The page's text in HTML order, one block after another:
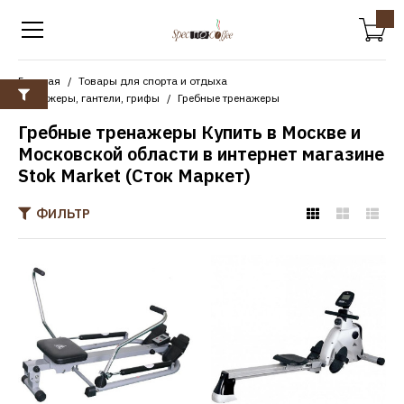
Главная
Товары для спорта и отдыха
Тренажеры, гантели, грифы
Гребные тренажеры
Гребные тренажеры Купить в Москве и
Московской области в интернет магазине
Stok Market (Сток Маркет)
ФИЛЬТР
Гребной тренажер DFC
19790р.